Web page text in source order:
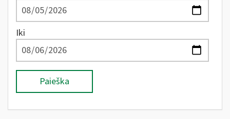
Iki
Paieška